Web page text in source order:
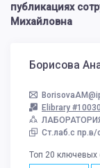
публикациях
Михайловна
Борисова
Elibrary
Ст.лаб.с пр.в/
Топ 20 ключевых